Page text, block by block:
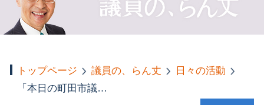
トップページ 議員の、らん丈
日々の活動
「本日の町田市議会」